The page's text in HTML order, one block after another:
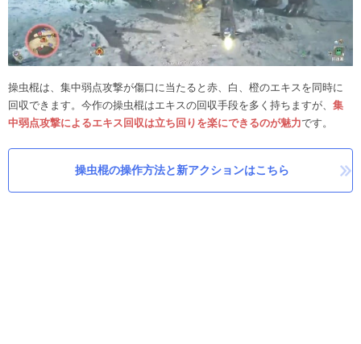
操虫棍は、集中弱点攻撃が傷口に当たると赤、白、橙のエキスを同時に
回収できます。今作の操虫棍はエキスの回収手段を多く持ちますが、 集
中弱点攻撃によるエキス回収は立ち回りを楽にできるのが魅力です。
操虫棍の操作方法と新アクションはこちら